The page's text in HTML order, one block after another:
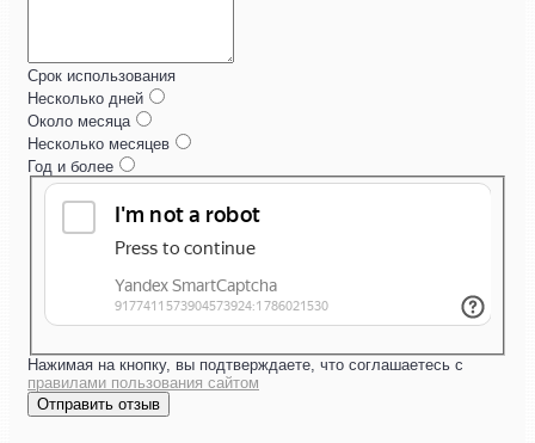
Срок использования
Несколько дней
Около месяца
Несколько месяцев
Год и более
Нажимая на кнопку, вы подтверждаете, что соглашаетесь с
правилами пользования сайтом
Отправить отзыв